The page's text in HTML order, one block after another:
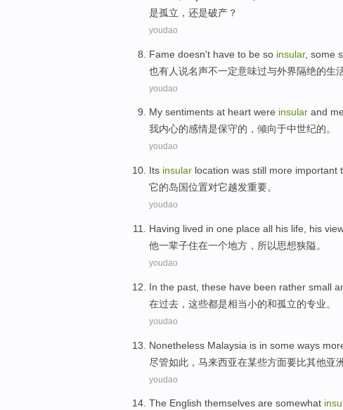
是孤立 ， 还是破产 ？
youdao
Fame doesn't have to be so insular, some
也有人说名声不一定意味过与外界隔绝的生活
youdao
My sentiments at heart were insular and
我内心的感情是保守的，倾向于中世纪的。
youdao
Its insular location was still more important
它的岛国位置对它越发重要。
youdao
Having lived in one place all his life , his
他一辈子住在一个地方 ，所以思想狭隘。
youdao
In the past these have been rather small
在过去 ， 这些都是相当小的和孤立的专业。
youdao
Nonetheless Malaysia is in some ways
尽管如此 ， 马来西亚在某些方面要比其他亚
youdao
The English themselves are somewhat